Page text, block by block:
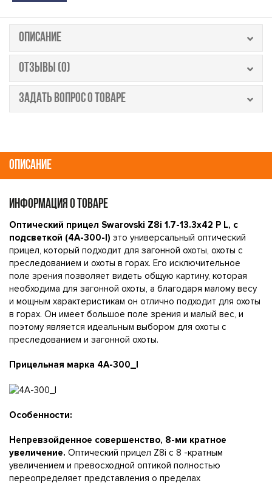
ОПИСАНИЕ
ОТЗЫВЫ (0)
ЗАДАТЬ ВОПРОС О ТОВАРЕ
ОПИСАНИЕ
ИНФОРМАЦИЯ О ТОВАРЕ
Оптический прицел Swarovski Z8i 1.7-13.3x42 P L, с
подсветкой (4A-300-I) это универсальный оптический
прицел, который подходит для загонной охоты, охоты с
преследованием и охоты в горах. Его исключительное
поле зрения позволяет видеть общую картину, которая
необходима для загонной охоты, а благодаря малому весу
и мощным характеристикам он отлично подходит для охоты
в горах. Он имеет большое поле зрения и малый вес, и
поэтому является идеальным выбором для охоты с
преследованием и загонной охоты.
Прицельная марка 4A-300_I
Особенности:
Непревзойденное совершенство, 8-ми кратное
увеличение. Оптический прицел Z8i с 8 -кратным
увеличением и превосходной оптикой полностью
переопределяет представления о пределах